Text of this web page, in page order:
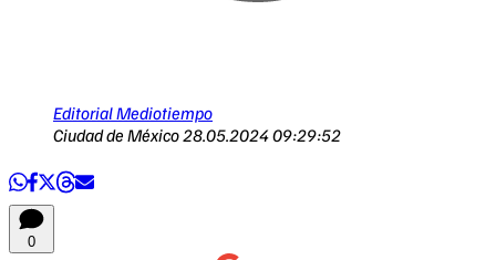
Editorial Mediotiempo
Ciudad de México28.05.2024 09:29:52
0